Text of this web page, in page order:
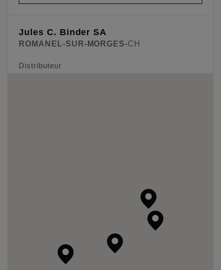
Jules C. Binder SA
ROMANEL-SUR-MORGES-CH
Distributeur
Installateur certifié